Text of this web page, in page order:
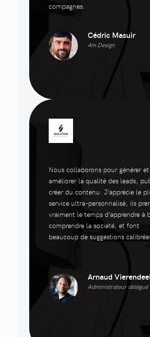
compagnes.
Cédric Masuir
4m Design
Nous collaborons pour générer et
améliorer la qualité des leads,
créer du contenu. J’apprécie le
service ultra-personnalisé, ils
vraiment le temps d’apprendre à
comprendre la société, et font
beaucoup de suggestions
Arnaud
Administrateur délégué